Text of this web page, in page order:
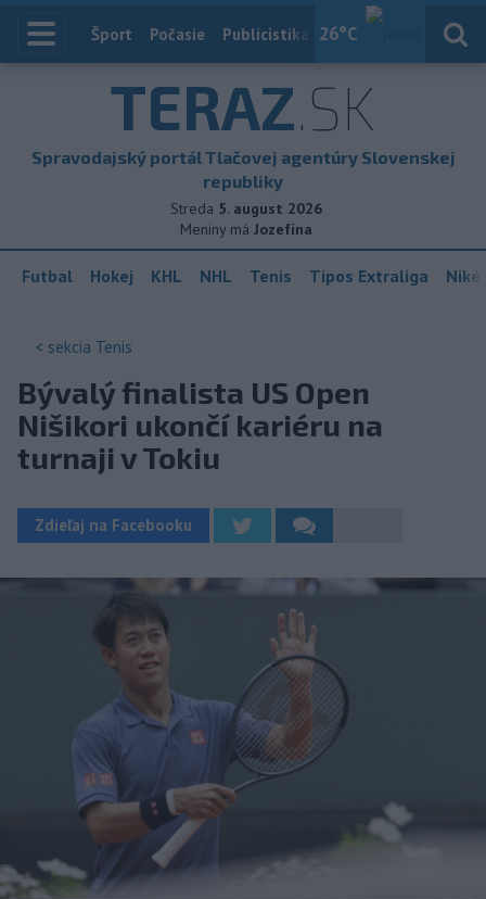
26°C
Index
Šport Počasie Publicistika Slovensko
TERAZ.SK
Spravodajský portál Tlačovej agentúry Slovenskej
republiky
Streda 5. august 2026
Meniny má Jozefína
Futbal Hokej KHL NHL Tenis Tipos Extraliga
< sekcia Tenis
Bývalý finalista US Open
Nišikori ukončí kariéru na
turnaji v Tokiu
Zdieľaj na Facebooku